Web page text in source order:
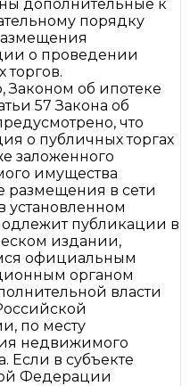
дополнительные к
порядку
о проведении
торгов.
Законом об ипотеке
57 Закона об
что
о публичных торгах
заложенного
имущества
размещения в сети
установленном
публикации в
издании,
официальным
органом
власти
по месту
недвижимого
Если в субъекте
Федерации